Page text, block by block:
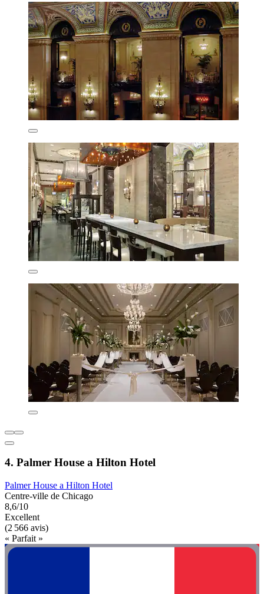
4. Palmer House a Hilton Hotel
Palmer House a Hilton Hotel
Centre-ville de Chicago
8,6/10
Excellent
(2 566 avis)
« Parfait »